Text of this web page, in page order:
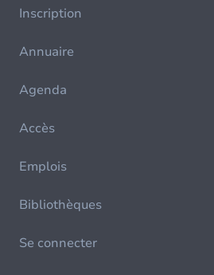
Inscription
Annuaire
Agenda
Accès
Emplois
Bibliothèques
Se connecter